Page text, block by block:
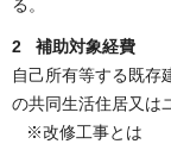
る。
2 補助対象経費
自己所有等する既存
の共同生活住居又は
※改修工事とは